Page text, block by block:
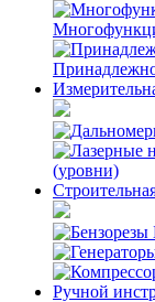
(уровни)
Ручной